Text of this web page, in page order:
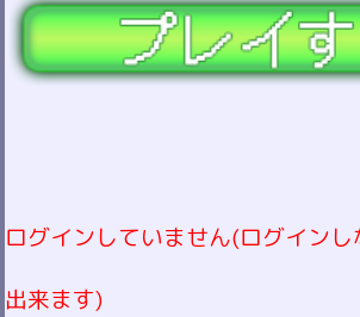
ログインしていません(ログイン
出来ます)